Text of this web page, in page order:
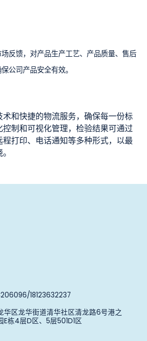
反馈，对产品生产工艺、产品质量、售后
公司产品安全有效。
和快捷的物流服务，确保每一份标
制和可视化管理，检验结果可通过
打印、电话通知等多种形式，以最
18123632237
华区龙华街道清华社区清龙路6号港之
E栋4层D区、5层501D1区